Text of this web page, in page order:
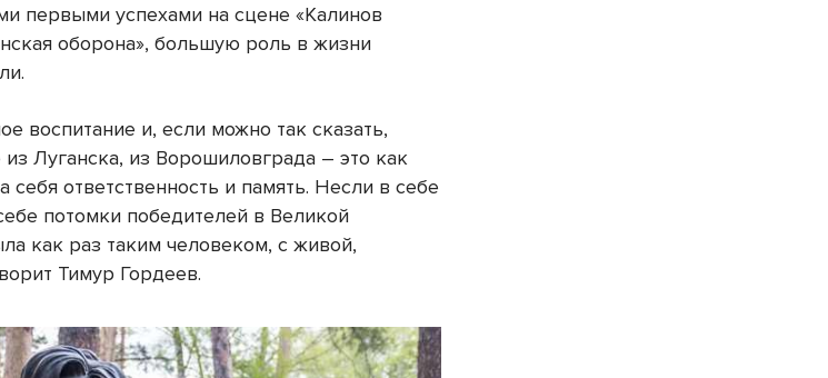
первыми успехами на сцене «Калинов
оборона», большую роль в жизни
воспитание и, если можно так сказать,
Луганска, из Ворошиловграда – это как
ответственность и память. Несли в себе
потомки победителей в Великой
как раз таким человеком, с живой,
Тимур Гордеев.